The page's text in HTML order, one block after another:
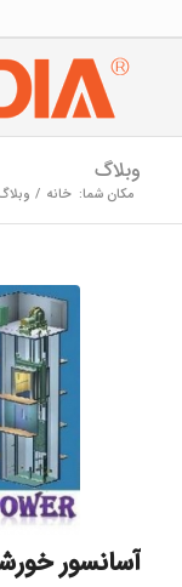
وبلاگ
مکان شما: خانه /
آسانسور